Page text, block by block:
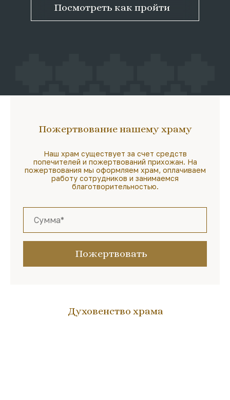
Посмотреть как пройти
Пожертвование нашему храму
Наш храм существует за счет средств
попечителей и пожертвований прихожан. На
пожертвования мы оформляем храм, оплачиваем
работу сотрудников и занимаемся
благотворительностью.
Пожертвовать
Духовенство храма